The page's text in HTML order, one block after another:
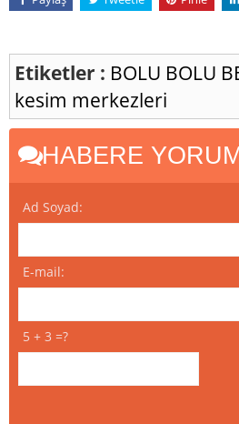
Etiketler : BOLU BOLU
kesim merkezleri
HABERE
Ad Soyad:
E-mail:
5 + 3 =?